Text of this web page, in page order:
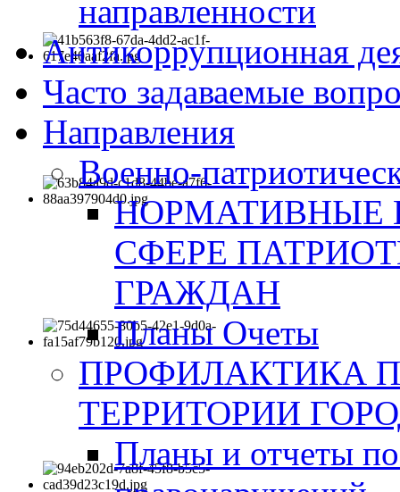
направленности
Антикоррупционная
Часто задаваемые
Направления
Военно-
НОРМАТИВНЫЕ
СФЕРЕ
ГРАЖДАН
Планы Очеты
ПРОФИЛАКТИКА
ТЕРРИТОРИИ
Планы и отчеты